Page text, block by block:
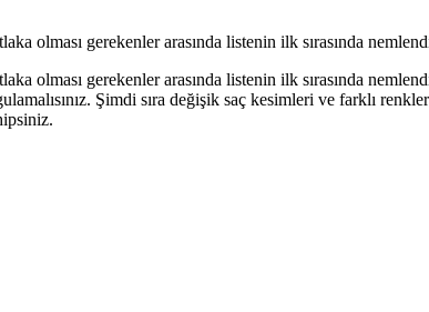
olma­sı gerekenler arasında listenin ilk sırasında
olma­sı gerekenler arasında listenin ilk sırasında
Şimdi sıra değişik saç kesimleri ve farklı